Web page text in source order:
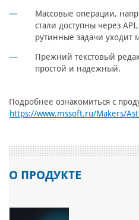
Массовые операции,
стали доступны через
рутинные задачи
Прежний текстовый
простой и надежный.
Подробнее ознакомиться с
https://www.mssoft.ru/Makers/
О ПРОДУКТЕ